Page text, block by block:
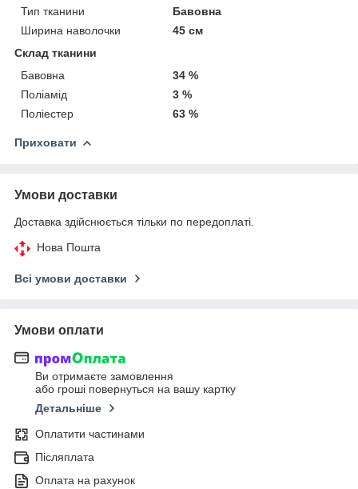
Тип тканини
Бавовна
Ширина наволочки
45 см
Склад тканини
Бавовна
34 %
Поліамід
3 %
Поліестер
63 %
Приховати
Умови доставки
Доставка здійснюється тільки по передоплаті.
Нова Пошта
Всі умови доставки
Умови оплати
Ви отримаєте замовлення
або гроші повернуться на вашу картку
Детальніше
Оплатити частинами
Післяплата
Оплата на рахунок